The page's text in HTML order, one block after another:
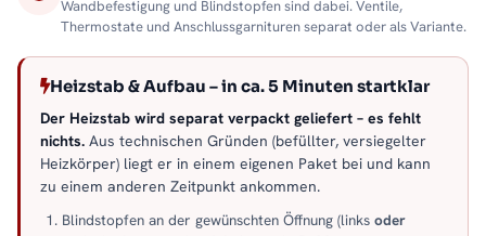
Wandbefestigung und Blindstopfen sind dabei. Ventile,
Thermostate und Anschlussgarnituren separat oder als Variante.
Heizstab & Aufbau – in ca. 5 Minuten startklar
Der Heizstab wird separat verpackt geliefert – es fehlt
nichts. Aus technischen Gründen (befüllter, versiegelter
Heizkörper) liegt er in einem eigenen Paket bei und kann
zu einem anderen Zeitpunkt ankommen.
Blindstopfen an der gewünschten Öffnung (links oder